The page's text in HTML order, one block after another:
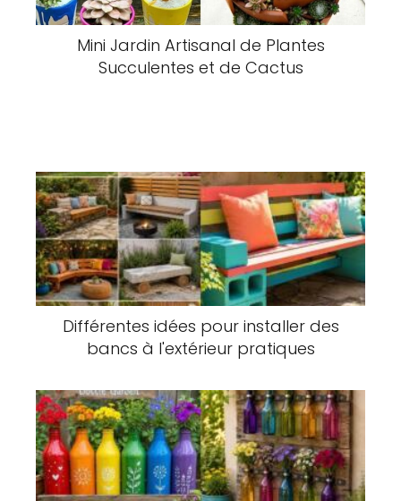
Mini Jardin Artisanal de Plantes
Succulentes et de Cactus
Différentes idées pour installer des
bancs à l'extérieur pratiques